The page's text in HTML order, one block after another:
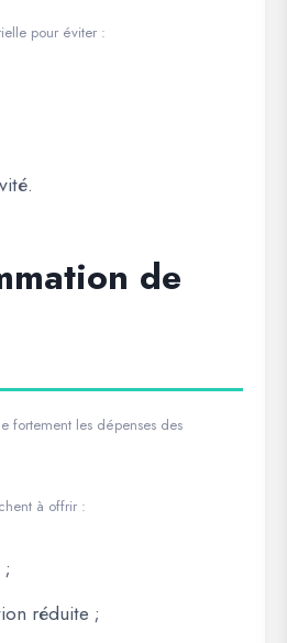
pour éviter :
de
fortement les dépenses des
à offrir :
réduite ;